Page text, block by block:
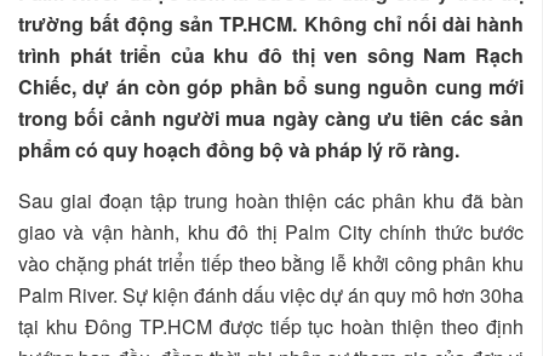
trường bất động sản TP.HCM. Không chỉ nối dài hành
trình phát triển của khu đô thị ven sông Nam Rạch
Chiếc, dự án còn góp phần bổ sung nguồn cung mới
trong bối cảnh người mua ngày càng ưu tiên các sản
phẩm có quy hoạch đồng bộ và pháp lý rõ ràng.
Sau giai đoạn tập trung hoàn thiện các phân khu đã bàn
giao và vận hành, khu đô thị Palm City chính thức bước
vào chặng phát triển tiếp theo bằng lễ khởi công phân khu
Palm River. Sự kiện đánh dấu việc dự án quy mô hơn 30ha
tại khu Đông TP.HCM được tiếp tục hoàn thiện theo định